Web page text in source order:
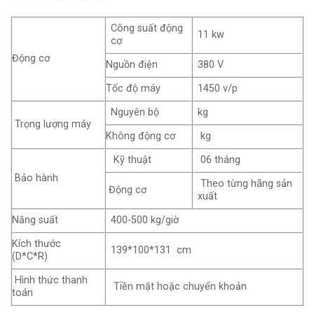
Động cơ
Công suất động
cơ
11 kw
Nguồn điện
380 V
Tốc độ máy
1450 v/p
Trọng lượng máy
Nguyên bộ
kg
Không động cơ
kg
Bảo hành
Kỹ thuật 06 tháng
Động cơ
Theo từng hãng sản
xuất
Năng suất
400-500 kg/giờ
Kích thước
(D*C*R)
139*100*131 cm
Hình thức thanh
toán
Tiền mặt hoặc chuyển khoản